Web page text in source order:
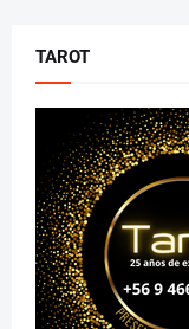
TAROT